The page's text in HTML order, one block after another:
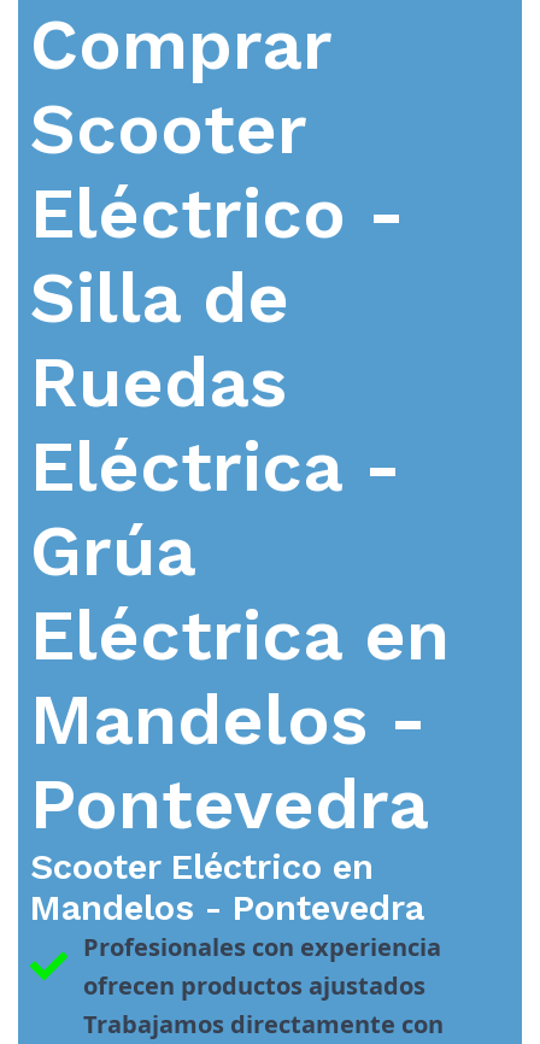
Comprar
Scooter
Eléctrico -
Silla de
Ruedas
Eléctrica -
Grúa
Eléctrica en
Mandelos -
Pontevedra
Scooter Eléctrico en
Mandelos - Pontevedra
Profesionales con experiencia
ofrecen productos ajustados
Trabajamos directamente con